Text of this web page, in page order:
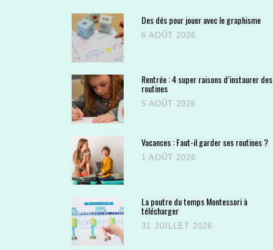
Des dés pour jouer avec le graphisme
6 AOÛT 2026
Rentrée : 4 super raisons d’instaurer des
routines
5 AOÛT 2026
Vacances : Faut-il garder ses routines ?
1 AOÛT 2026
La poutre du temps Montessori à
télécharger
31 JUILLET 2026